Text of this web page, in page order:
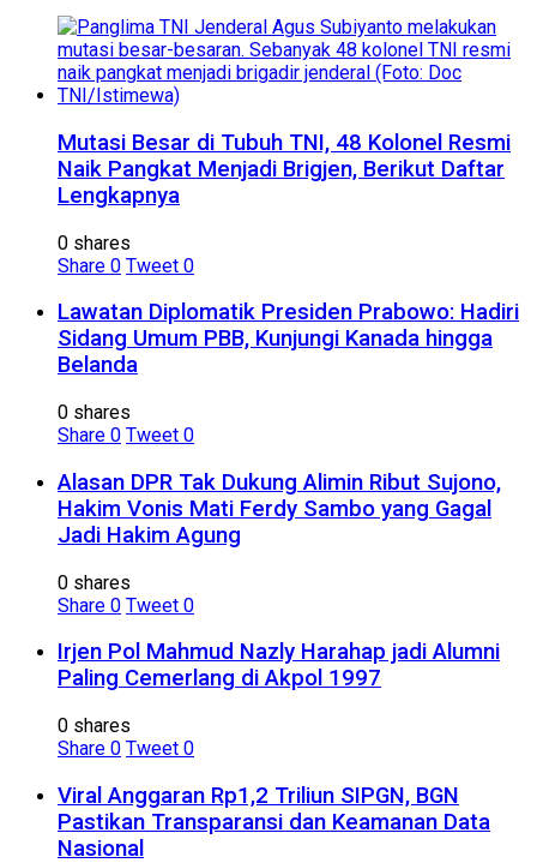
Mutasi Besar di Tubuh TNI, 48 Kolonel Resmi
Naik Pangkat Menjadi Brigjen, Berikut Daftar
Lengkapnya
0 shares
Share 0 Tweet 0
Lawatan Diplomatik Presiden Prabowo: Hadiri
Sidang Umum PBB, Kunjungi Kanada hingga
Belanda
0 shares
Share 0 Tweet 0
Alasan DPR Tak Dukung Alimin Ribut Sujono,
Hakim Vonis Mati Ferdy Sambo yang Gagal
Jadi Hakim Agung
0 shares
Share 0 Tweet 0
Irjen Pol Mahmud Nazly Harahap jadi Alumni
Paling Cemerlang di Akpol 1997
0 shares
Share 0 Tweet 0
Viral Anggaran Rp1,2 Triliun SIPGN, BGN
Pastikan Transparansi dan Keamanan Data
Nasional